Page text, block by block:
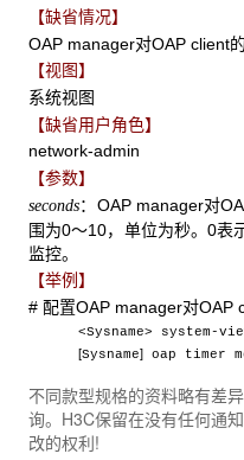
【缺省情况】
OAP manager对OAP client
【视图】
系统视图
【缺省用户角色】
network-admin
【参数】
seconds：OAP manager对
围为0～10，单位为秒。0表
监控。
【举例】
# 配置OAP manager对OAP
<Sysname> system-
[Sysname] oap timer
不同款型规格的资料略有差
询。H3C保留在没有任何通
改的权利!